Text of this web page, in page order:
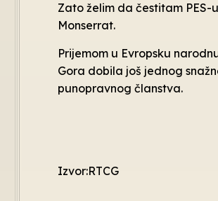
Zato želim da čestitam PES-
Monserrat.
Prijemom u Evropsku
Gora dobila još jednog
punopravnog članstva.
Izvor:RTCG